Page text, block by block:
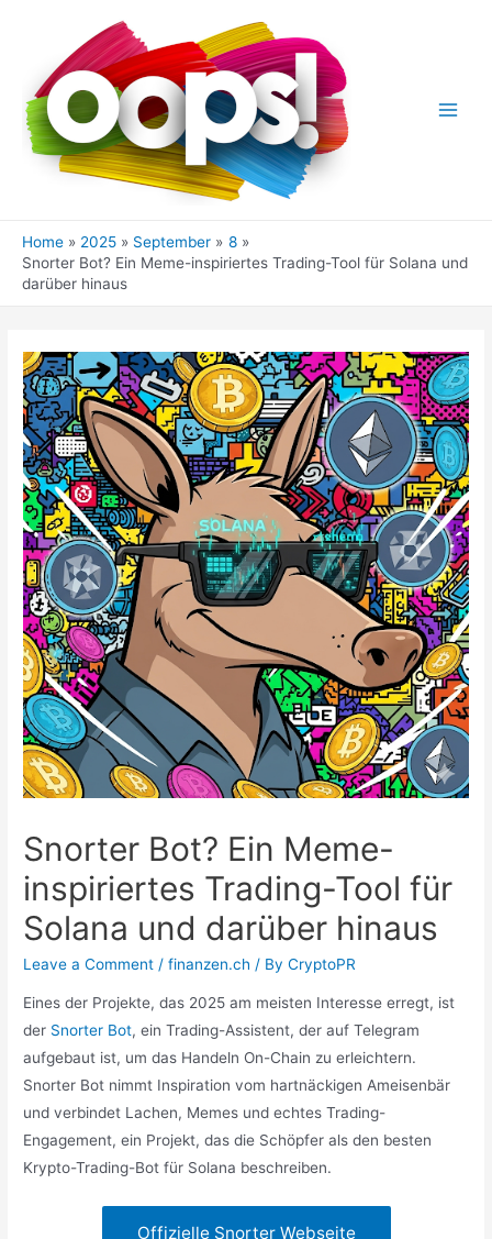
Home 2025 September
8
Snorter Bot? Ein Meme-inspiriertes Trading-Tool für Solana und
darüber hinaus
Snorter Bot? Ein Meme-
inspiriertes Trading-Tool für
Solana und darüber hinaus
Leave a Comment /finanzen.ch / ByCryptoPR
Eines der Projekte, das 2025 am meisten Interesse erregt, ist
der Snorter Bot, ein Trading-Assistent, der auf Telegram
aufgebaut ist, um das Handeln On-Chain zu erleichtern.
Snorter Bot nimmt Inspiration vom hartnäckigen Ameisenbär
und verbindet Lachen, Memes und echtes Trading-
Engagement, ein Projekt, das die Schöpfer als den besten
Krypto-Trading-Bot für Solana beschreiben.
Offizielle Snorter Webseite